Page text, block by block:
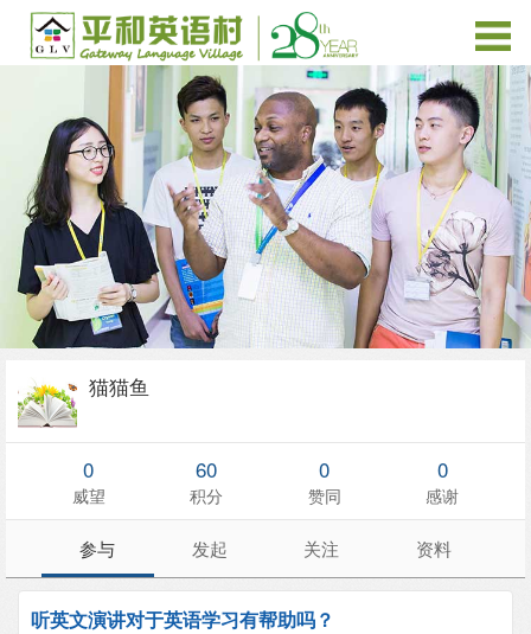
猫猫鱼
0
威望
60
积分
0
赞同
0
感谢
参与 发起 关注 资料
听英文演讲对于英语学习有帮助吗？